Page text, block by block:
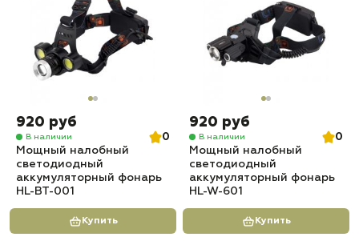
920 руб
В наличии
0
Мощный налобный
светодиодный
аккумуляторный фонарь
HL-BT-001
Купить
920 руб
В наличии
0
Мощный налобный
светодиодный
аккумуляторный фонарь
HL-W-601
Купить